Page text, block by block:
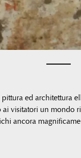
ed
visitatori un
ancora